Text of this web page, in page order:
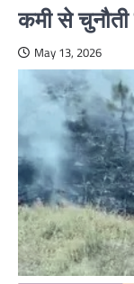
कमी से चुनौती
May 13, 2026